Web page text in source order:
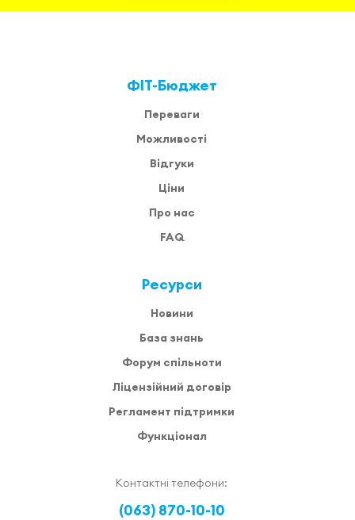
ФІТ-Бюджет
Переваги
Можливості
Відгуки
Ціни
Про нас
FAQ
Ресурси
Новини
База знань
Форум спільноти
Ліцензійний договір
Регламент підтримки
Функціонал
Контактні телефони:
(063) 870-10-10